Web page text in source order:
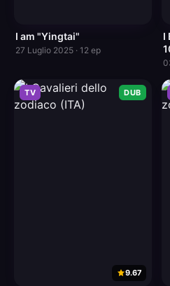
I am "Yingtai"
27 Luglio 2025 · 12 ep
I
TV DUB
9.67